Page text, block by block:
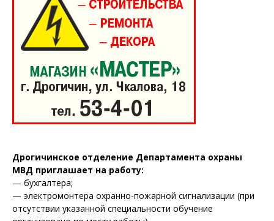
"Драгічынскі Веснік"
ПОДПИСАТЬСЯ
Дрогичинское отделение Департамента охраны
МВД приглашает на работу:
— бухгалтера;
— электромонтера охранно-пожарной сигнализации (при
отсутствии указанной специальности обучение